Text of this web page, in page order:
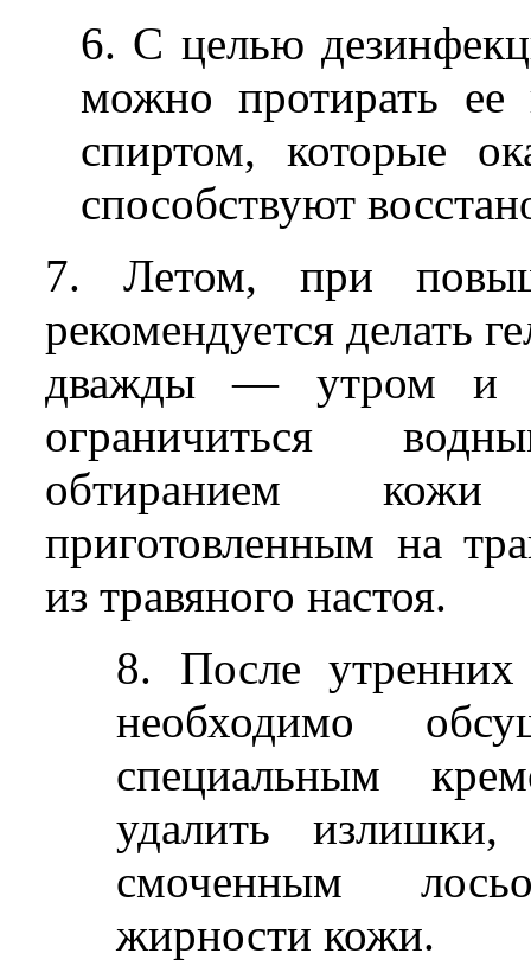
6. С целью
можно протирать
спиртом, которые
способствуют
7. Летом, при
рекомендуется делать
дважды — утром и
ограничиться
обтиранием кожи
приготовленным на
из травяного настоя.
8. После
необходимо
специальным
удалить
смоченным
жирности кожи.